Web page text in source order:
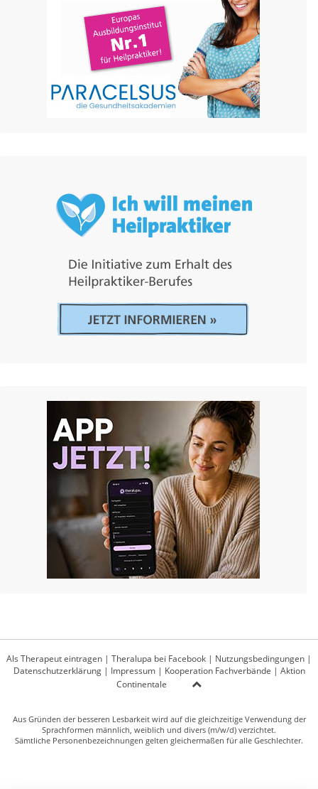
Als Therapeut eintragen | Theralupa bei Facebook | Nutzungsbedingungen |
Datenschutzerklärung| Impressum| Kooperation Fachverbände | Aktion
Continentale
Aus Gründen der besseren Lesbarkeit wird auf die gleichzeitige Verwendung der
Sprachformen männlich, weiblich und divers (m/w/d) verzichtet.
Sämtliche Personenbezeichnungen gelten gleichermaßen für alle Geschlechter.